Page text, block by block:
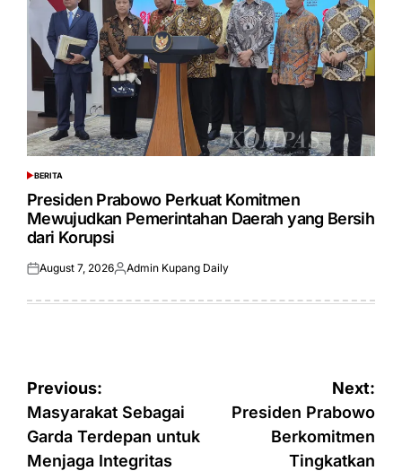
POSTED
IN
BERITA
Presiden Prabowo Perkuat Komitmen
Mewujudkan Pemerintahan Daerah yang Bersih
dari Korupsi
Posted
August 7, 2026Posted
Admin Kupang Daily
Post
navigation
Previous:
Masyarakat Sebagai
Garda Terdepan untuk
Menjaga Integritas
Next:
Presiden Prabowo
Berkomitmen
Tingkatkan